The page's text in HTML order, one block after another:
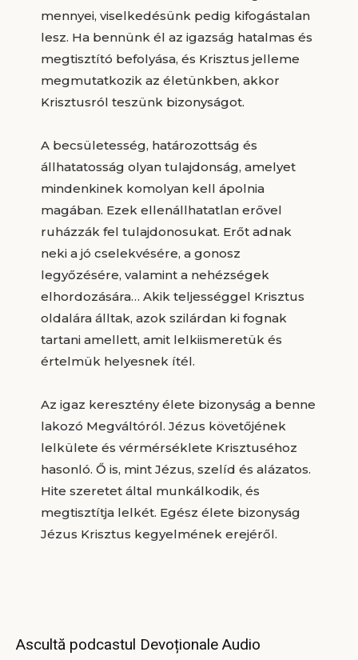
mennyei, viselkedésünk pedig kifogástalan
lesz. Ha bennünk él az igazság hatalmas és
megtisztító befolyása, és Krisztus jelleme
megmutatkozik az életünkben, akkor
Krisztusról teszünk bizonyságot.
A becsületesség, határozottság és
állhatatosság olyan tulajdonság, amelyet
mindenkinek komolyan kell ápolnia
magában. Ezek ellenállhatatlan erővel
ruházzák fel tulajdonosukat. Erőt adnak
neki a jó cselekvésére, a gonosz
legyőzésére, valamint a nehézségek
elhordozására… Akik teljességgel Krisztus
oldalára álltak, azok szilárdan ki fognak
tartani amellett, amit lelkiismeretük és
értelmük helyesnek ítél.
Az igaz keresztény élete bizonyság a benne
lakozó Megváltóról. Jézus követőjének
lelkülete és vérmérséklete Krisztuséhoz
hasonló. Ő is, mint Jézus, szelíd és alázatos.
Hite szeretet által munkálkodik, és
megtisztítja lelkét. Egész élete bizonyság
Jézus Krisztus kegyelmének erejéről.
Ascultă podcastul Devoționale Audio